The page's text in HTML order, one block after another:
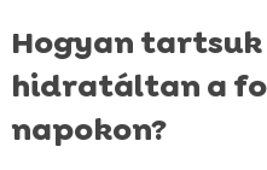
Hogyan
hidratáltan a
napokon?